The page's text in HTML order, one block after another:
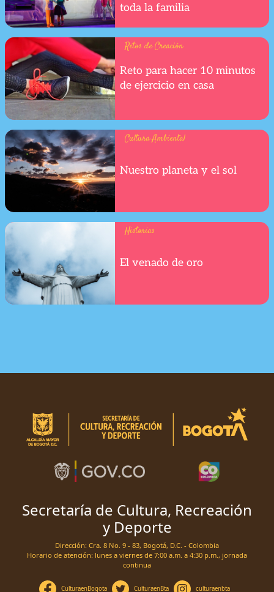
toda la familia
Retos de Creación
Reto para hacer 10 minutos
de ejercicio en casa
Cultura Ambiental
Nuestro planeta y el sol
Historias
El venado de oro
Secretaría de Cultura, Recreación
y Deporte
Dirección: Cra. 8 No. 9 - 83, Bogotá, D.C. - Colombia
Horario de atención: lunes a viernes de 7:00 a.m. a 4:30 p.m., jornada
continua
CulturaenBogota CulturaenBta culturaenbta